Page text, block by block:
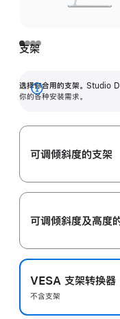
支架
选择你合用的支架。 Studio
你的各种安装需求。
展
可调倾斜度的支架
可调倾斜度及高‍度
VESA 支架转换器
不含支架